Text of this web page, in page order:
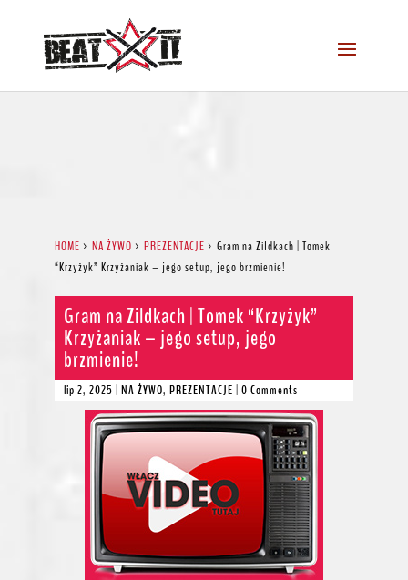
HOME > NA ŻYWO > PREZENTACJE > Gram na Zildkach | Tomek
“Krzyżyk” Krzyżaniak – jego setup, jego brzmienie!
Gram na Zildkach | Tomek “Krzyżyk”
Krzyżaniak – jego setup, jego
brzmienie!
lip 2, 2025 | NA ŻYWO, PREZENTACJE | 0 Comments